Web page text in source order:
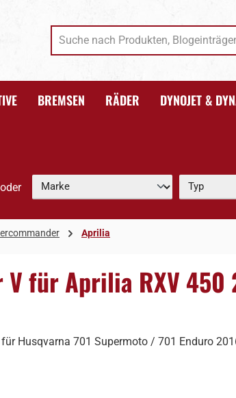
BREMSEN RÄDER DYNOJET &
oder
Aprilia
V für Aprilia RXV 450